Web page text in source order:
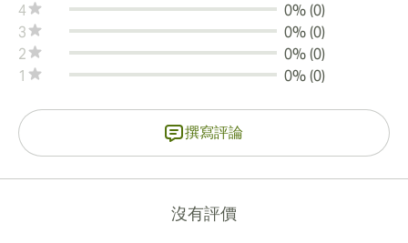
4
0% (0)
3
0% (0)
2
0% (0)
1
0% (0)
撰寫評論
沒有評價